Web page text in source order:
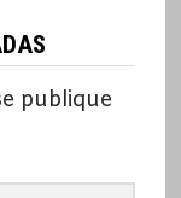
publique